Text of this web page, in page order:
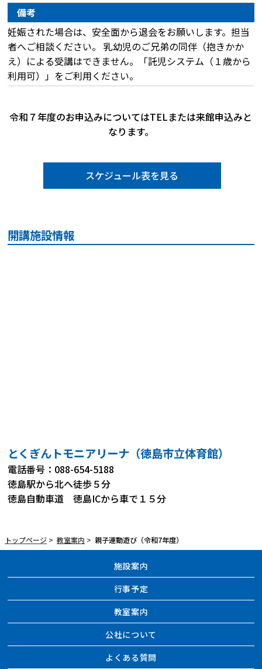
備考
妊娠された場合は、安全面から退会をお願いします。担当
者へご相談ください。 乳幼児のご兄弟の同伴（抱きかか
え）による受講はできません。「託児システム（１歳から
利用可）」をご利用ください。
令和７年度のお申込みについてはTELまたは来館申込みと
なります。
スケジュール表を見る
開講施設情報
とくぎんトモニアリーナ（徳島市立体育館）
電話番号：088-654-5188
徳島駅から北へ徒歩５分
徳島自動車道 徳島ICから車で１５分
トップページ > 教室案内 > 親子運動遊び（令和7年度）
施設案内
行事予定
教室案内
公社について
よくある質問